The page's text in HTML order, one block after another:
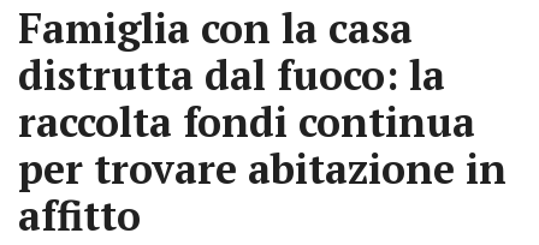
Famiglia con la casa
distrutta dal fuoco: la
raccolta fondi continua
per trovare abitazione in
affitto